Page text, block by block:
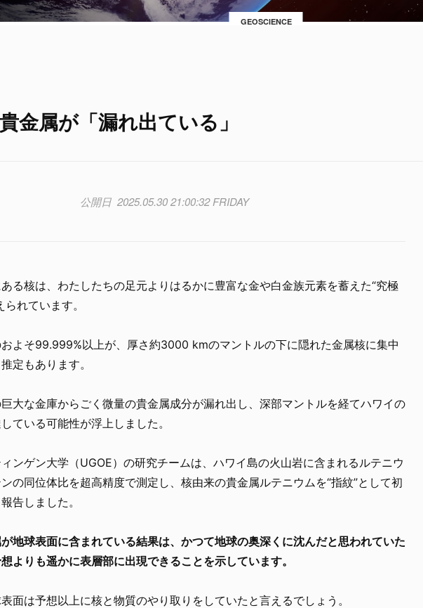
GEOSCIENCE
金属が「漏れ出ている」
2025.05.30 21:00:32 FRIDAY
る核は、わたしたちの足元よりはるかに豊富な金や白金族元素を蓄えた“究極
れています。
よそ99.999%以上が、厚さ約3000 kmのマントルの下に隠れた金属核に集中
定もあります。
大な金庫からごく微量の貴金属成分が漏れ出し、深部マントルを経てハワイの
ている可能性が浮上しました。
ンゲン大学（UGOE）の研究チームは、ハワイ島の火山岩に含まれるルテニウ
の同位体比を超高精度で測定し、核由来の貴金属ルテニウムを“指紋”として初
告しました。
地球表面に含まれている結果は、かつて地球の奥深くに沈んだと思われていた
よりも遥かに表層部に出現できることを示しています。
面は予想以上に核と物質のやり取りをしていたと言えるでしょう。